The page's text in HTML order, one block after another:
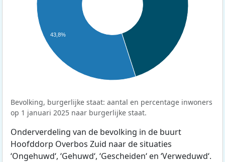
43,8%
Bevolking, burgerlijke staat: aantal en percentage inwoners
op 1 januari 2025 naar burgerlijke staat.
Onderverdeling van de bevolking in de buurt
Hoofddorp Overbos Zuid naar de situaties
‘Ongehuwd‘, ‘Gehuwd‘, ‘Gescheiden‘ en ‘Verweduwd‘.